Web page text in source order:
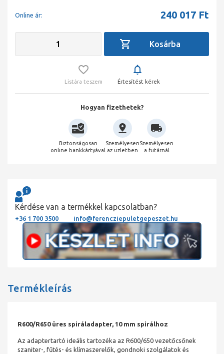
Online ár: 240 017 Ft
Listára teszem Értesítést kérek
Hogyan fizethetek?
Biztonságosan
online bankkártyával
Személyesen
az üzletben
Személyesen
a futárnál
Kérdése van a termékkel kapcsolatban?
+36 1 700 3500 info@ferencziepuletgepeszet.hu
Termékleírás
R600/R650 üres spiráladapter, 10 mm spirálhoz
Az adaptertartó ideális tartozéka az R600/650 vezetőcsőnek
szaniter-, fűtés- és klímaszerelők, gondnoki szolgálatok és